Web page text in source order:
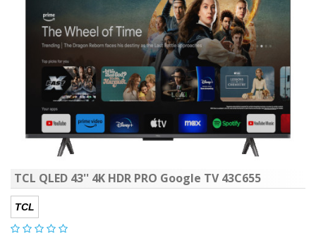
TCL QLED 43'' 4K HDR PRO Google TV 43C655
TCL